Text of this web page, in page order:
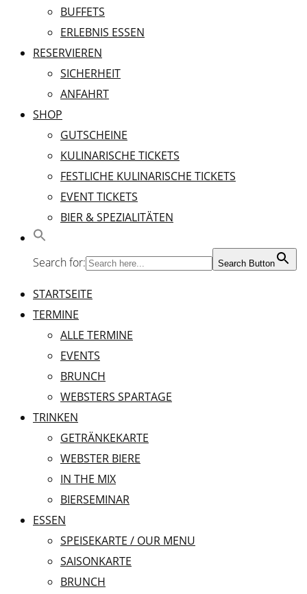
BUFFETS
ERLEBNIS ESSEN
RESERVIEREN
SICHERHEIT
ANFAHRT
SHOP
GUTSCHEINE
KULINARISCHE TICKETS
FESTLICHE KULINARISCHE TICKETS
EVENT TICKETS
BIER & SPEZIALITÄTEN
Search for: Search Button
STARTSEITE
TERMINE
ALLE TERMINE
EVENTS
BRUNCH
WEBSTERS SPARTAGE
TRINKEN
GETRÄNKEKARTE
WEBSTER BIERE
IN THE MIX
BIERSEMINAR
ESSEN
SPEISEKARTE / OUR MENU
SAISONKARTE
BRUNCH